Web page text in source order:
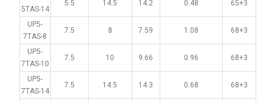
5TAS-14
5.5 14.5 14.2 0.48 65+3
UP5-
7TAS-8
7.5 8 7.59 1.08 68+3
UP5-
7TAS-10
7.5 10 9.66 0.96 68+3
UP5-
7TAS-14
7.5 14.5 14.3 0.68 68+3